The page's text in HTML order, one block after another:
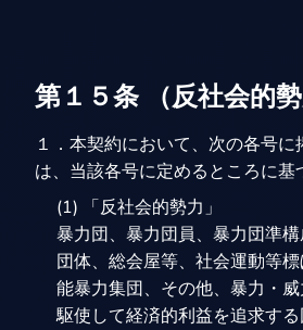
第１５条 （反社会的勢
１．本契約において、次の各号
は、当該各号に定めるところに基
(1) 「反社会的勢力」
暴力団、暴力団員、暴力団準
団体、総会屋等、社会運動等
能暴力集団、その他、暴力・
駆使して経済的利益を追求する